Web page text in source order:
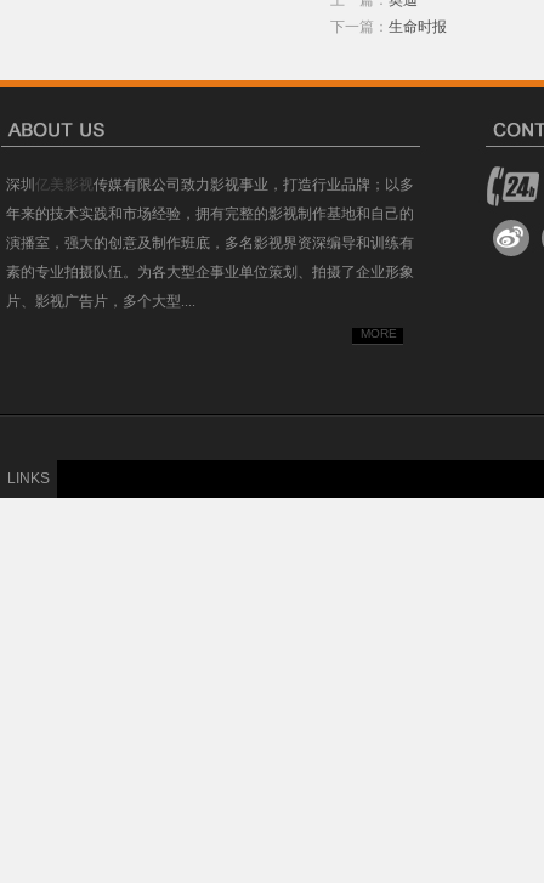
下一篇： 生命时报
深圳 亿美影视传媒有限公司致力影视事业，打造行业品牌；以多
年来的技术实践和市场经验，拥有完整的影视制作基地和自己的
演播室，强大的创意及制作班底，多名影视界资深编导和训练有
素的专业拍摄队伍。为各大型企事业单位策划、拍摄了企业形象
片、影视广告片，多个大型....
MORE
LINKS